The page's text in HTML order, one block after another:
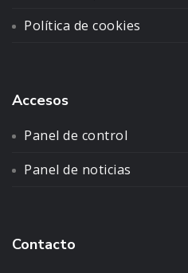
Política de cookies
Accesos
Panel de control
Panel de noticias
Contacto